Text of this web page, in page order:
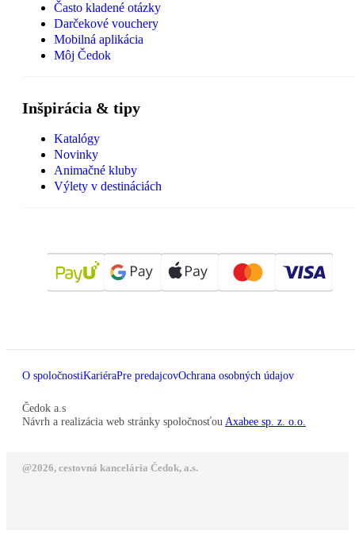
Často kladené otázky
Darčekové vouchery
Mobilná aplikácia
Môj Čedok
Inšpirácia & tipy
Katalógy
Novinky
Animačné kluby
Výlety v destináciách
O spoločnostiKariéraPre predajcovOchrana osobných údajov
Čedok a.s
Návrh a realizácia web stránky spoločnosťou Axabee sp. z. o.o.
@2026, cestovná kancelária Čedok, a.s.